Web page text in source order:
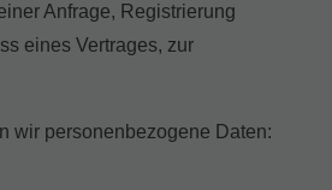
Anfrage, Registrierung
eines Vertrages, zur
wir personenbezogene Daten: